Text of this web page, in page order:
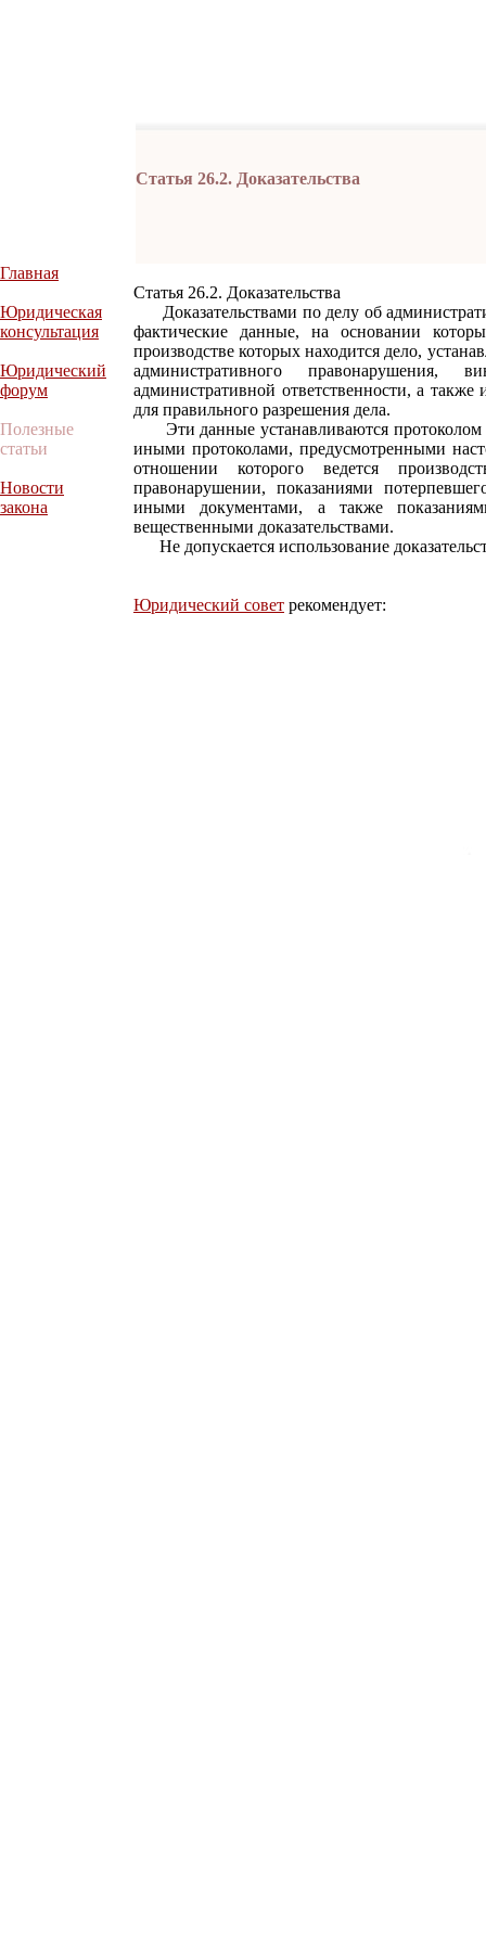
Статья 26.2. Доказательства
Главная
Юридическая
консультация
Юридический
форум
Полезные
статьи
Новости
закона
Статья 26.2. Доказательства
Доказательствами по делу об
фактические данные, на основании
производстве которых находится дело,
административного правонарушения,
административной ответственности, а
для правильного разрешения дела.
Эти данные устанавливаются протоколом
иными протоколами, предусмотренными
отношении которого ведется
правонарушении, показаниями
иными документами, а также
вещественными доказательствами.
Не допускается использование
Юридический совет рекомендует: